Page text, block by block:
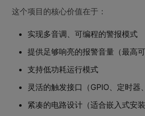
这个项目的核心价值在于：
实现多音调、可编程的警报模式
提供足够响亮的报警音量（最高可
支持低功耗运行模式
灵活的触发接口（GPIO、定时器
紧凑的电路设计（适合嵌入式安装